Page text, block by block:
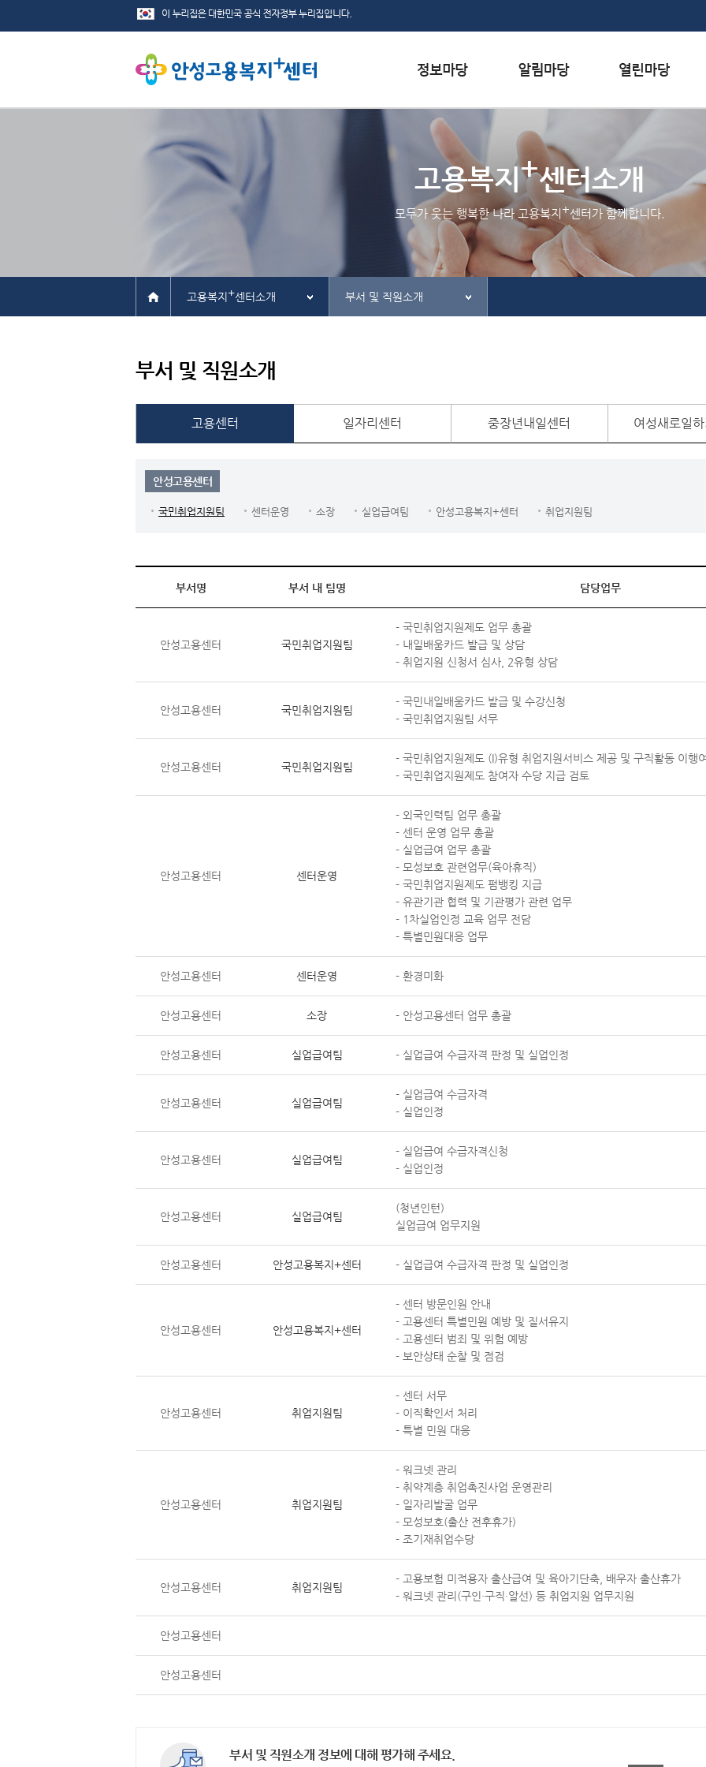
서식자료실
채용정보
인재정보
관련사이트
행사일정
공지사항
홍보/보도자료실
자주하는 질문
질문하기
칭찬하기
불친절 신고하기
고용복지+센터소개
모두가 웃는 행복한 나라 고용복지 +센터가 함께합니다.
고용복지 +센터소개 부서 및 직원소개
부서 및 직원소개
고용센터 일자리센터 중장년내일센터 여성새로일
안성고용센터
국민취업지원팀 센터운영 소장 실업급여팀 안성고용복지+센터 취업지원팀
부서명 부서 내 팀명 담당업무
안성고용센터 국민취업지원팀
- 국민취업지원제도 업무 총괄
- 내일배움카드 발급 및 상담
- 취업지원 신청서 심사, 2유형 상담
안성고용센터 국민취업지원팀
- 국민내일배움카드 발급 및 수강신청
- 국민취업지원팀 서무
안성고용센터 국민취업지원팀
- 국민취업지원제도 (I)유형 취업지원서비스 제공 및 구직활동 이행
- 국민취업지원제도 참여자 수당 지급 검토
안성고용센터 센터운영
- 외국인력팀 업무 총괄
- 센터 운영 업무 총괄
- 실업급여 업무 총괄
- 모성보호 관련업무(육아휴직)
- 국민취업지원제도 펌뱅킹 지급
- 유관기관 협력 및 기관평가 관련 업무
- 1차실업인정 교육 업무 전담
- 특별민원대응 업무
안성고용센터 센터운영 - 환경미화
안성고용센터 소장 - 안성고용센터 업무 총괄
안성고용센터 실업급여팀 - 실업급여 수급자격 판정 및 실업인정
안성고용센터 실업급여팀
- 실업급여 수급자격
- 실업인정
안성고용센터 실업급여팀
- 실업급여 수급자격신청
- 실업인정
안성고용센터 실업급여팀
(청년인턴)
실업급여 업무지원
안성고용센터 안성고용복지+센터 - 실업급여 수급자격 판정 및 실업인정
안성고용센터 안성고용복지+센터
- 센터 방문인원 안내
- 고용센터 특별민원 예방 및 질서유지
- 고용센터 범죄 및 위험 예방
- 보안상태 순찰 및 점검
안성고용센터 취업지원팀
- 센터 서무
- 이직확인서 처리
- 특별 민원 대응
안성고용센터 취업지원팀
- 워크넷 관리
- 취약계층 취업촉진사업 운영관리
- 일자리발굴 업무
- 모성보호(출산 전후휴가)
- 조기재취업수당
안성고용센터 취업지원팀
- 고용보험 미적용자 출산급여 및 육아기단축, 배우자 출산휴가
- 워크넷 관리(구인・구직・알선) 등 취업지원 업무지원
안성고용센터
안성고용센터
부서 및 직원소개 정보에 대해 평가해 주세요.